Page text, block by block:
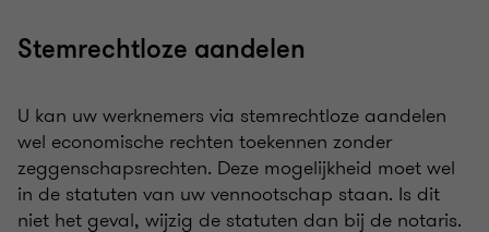
Stemrechtloze aandelen
U kan uw werknemers via stemrechtloze aandelen
wel economische rechten toekennen zonder
zeggenschapsrechten. Deze mogelijkheid moet wel
in de statuten van uw vennootschap staan. Is dit
niet het geval, wijzig de statuten dan bij de notaris.